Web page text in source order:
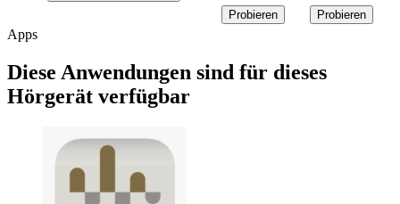
Probieren
Probieren
Apps
Diese Anwendungen sind für dieses
Hörgerät verfügbar